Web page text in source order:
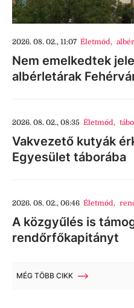
2026. 08. 02., 11:07 Életmód,
Nem emelkedtek
albérletárak
2026. 08. 02., 08:35 Életmód,
Vakvezető kutyák
Egyesület táborába
2026. 08. 02., 06:46 Életmód,
A közgyűlés is
rendőrfőkapitányt
MÉG TÖBB CIKK